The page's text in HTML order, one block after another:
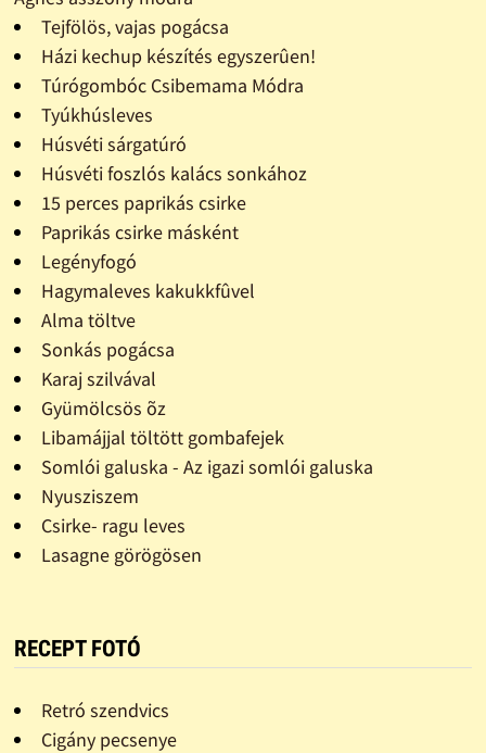
Tejfölös, vajas pogácsa
Házi kechup készítés egyszerûen!
Túrógombóc Csibemama Módra
Tyúkhúsleves
Húsvéti sárgatúró
Húsvéti foszlós kalács sonkához
15 perces paprikás csirke
Paprikás csirke másként
Legényfogó
Hagymaleves kakukkfûvel
Alma töltve
Sonkás pogácsa
Karaj szilvával
Gyümölcsös õz
Libamájjal töltött gombafejek
Somlói galuska - Az igazi somlói galuska
Nyusziszem
Csirke- ragu leves
Lasagne görögösen
RECEPT FOTÓ
Retró szendvics
Cigány pecsenye